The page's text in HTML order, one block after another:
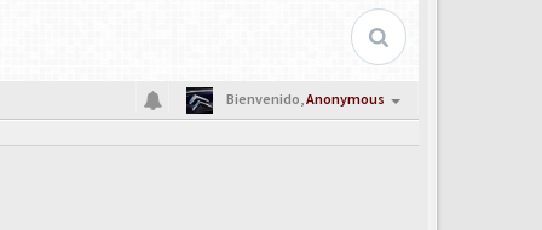
Bienvenido,Anonymous